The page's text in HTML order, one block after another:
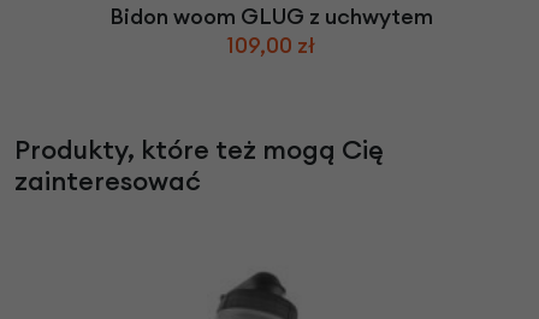
Bidon woom GLUG z uchwytem
109,00 zł
Produkty, które też mogą Cię
zainteresować